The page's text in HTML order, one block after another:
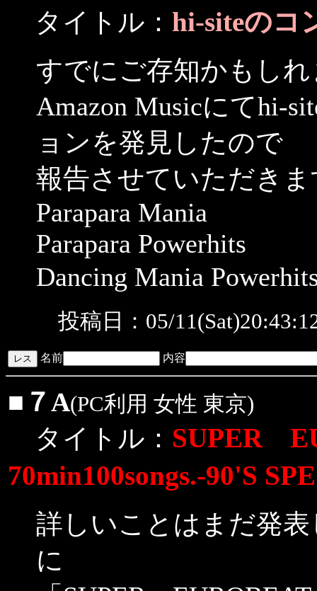
タイトル： hi-siteのコ
すでにご存知かもし
Amazon Musicにてhi-
ョンを発見したので
報告させていただきま
Parapara Mania
Parapara Powerhits
Dancing Mania
投稿日：05/
名前 内容
■ ７A(PC利用 女性 東京)
タイトル： SUPER
70min100songs.-90'S
詳しいことはまだ発表
に